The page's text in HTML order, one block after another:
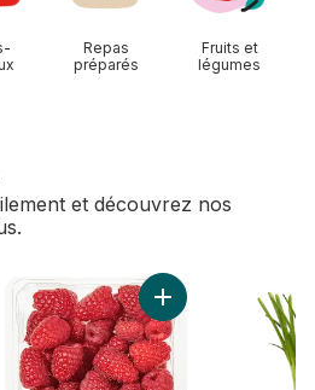
Repas
préparés
Fruits et
légumes
et découvrez nos
Mini concombres au panier
Ajouter